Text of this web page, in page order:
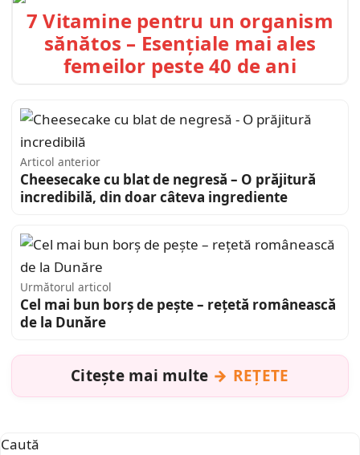
7 Vitamine pentru un organism
sănătos – Esențiale mai ales
femeilor peste 40 de ani
Articol anterior
Cheesecake cu blat de negresă – O prăjitură
incredibilă, din doar câteva ingrediente
Următorul articol
Cel mai bun borș de pește – rețetă românească
de la Dunăre
Citește mai multe REȚETE
Caută